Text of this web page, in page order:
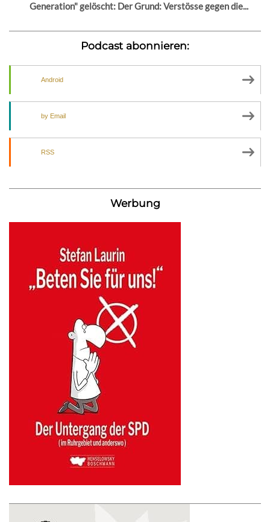
Generation" gelöscht: Der Grund: Verstösse gegen die...
Podcast abonnieren:
Android
by Email
RSS
Werbung